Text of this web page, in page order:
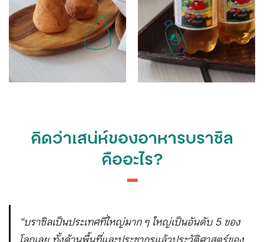
คิดว่าเสน่ห์ของอาหารบราซิล
คืออะไร?
━
“บราซิลเป็นประเทศที่ใหญ่มาก ๆ ใหญ่เป็นอันดับ 5 ของ